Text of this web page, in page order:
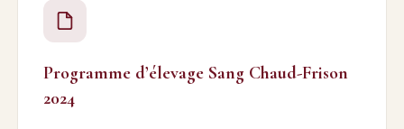
Programme d’élevage Sang Chaud-Frison
2024